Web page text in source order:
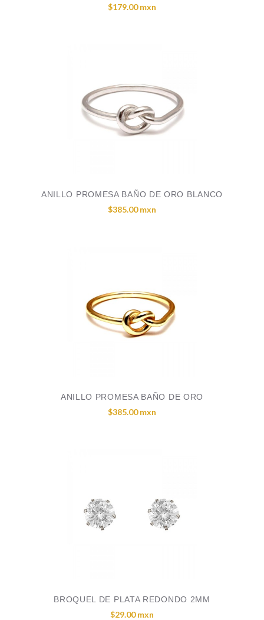
$179.00 mxn
ANILLO PROMESA BAÑO DE ORO BLANCO
$385.00 mxn
ANILLO PROMESA BAÑO DE ORO
$385.00 mxn
BROQUEL DE PLATA REDONDO 2MM
$29.00 mxn